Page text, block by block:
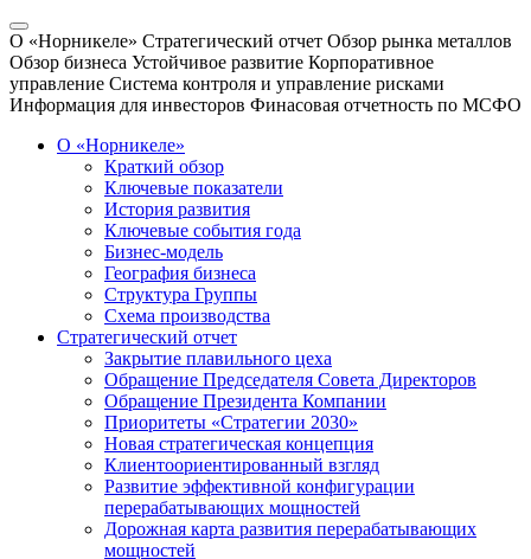
О «Норникеле» Стратегический отчет Обзор рынка металлов
Обзор бизнеса Устойчивое развитие Корпоративное
управление Система контроля и управление рисками
Информация для инвесторов Финасовая отчетность по МСФО
О «Норникеле»
Краткий обзор
Ключевые показатели
История развития
Ключевые события года
Бизнес-модель
География бизнеса
Структура Группы
Схема производства
Стратегический отчет
Закрытие плавильного цеха
Обращение Председателя Совета Директоров
Обращение Президента Компании
Приоритеты «Стратегии 2030»
Новая стратегическая концепция
Клиентоориентированный взгляд
Развитие эффективной конфигурации
перерабатывающих мощностей
Дорожная карта развития перерабатывающих
мощностей